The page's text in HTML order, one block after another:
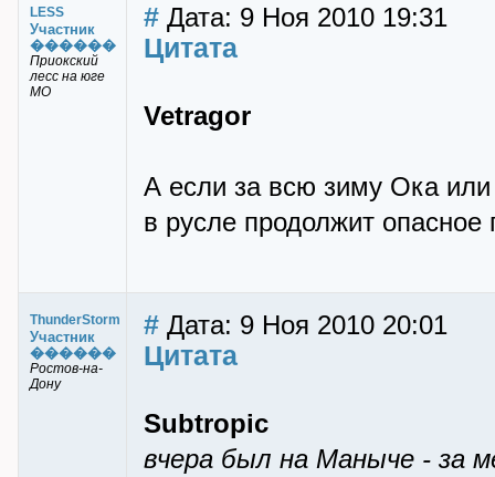
LESS
Участник
������
Приокский
лесс на юге
МО
# Дата: 9 Ноя 2010 19:31
Цитата
Vetragor
А если за всю зиму Ока
в русле продолжит опасное
ThunderStorm
Участник
������
Ростов-на-
Дону
# Дата: 9 Ноя 2010 20:01
Цитата
Subtropic
вчера был на Маныче - за